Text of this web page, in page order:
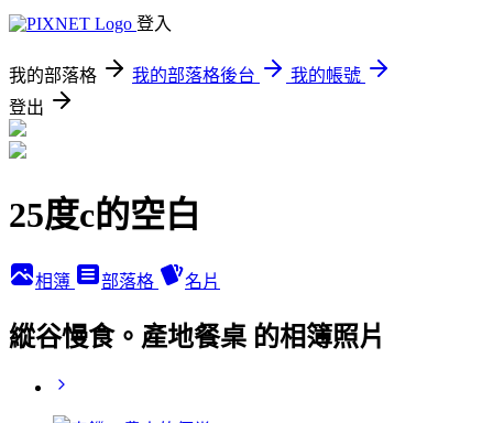
登入
我的部落格 我的部落格後台
我的帳號
登出
25度c的空白
相簿 部落格 名片
縱谷慢食。產地餐桌 的相簿照片